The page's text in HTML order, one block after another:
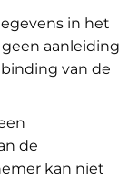
in het
aanleiding
van de
de
kan niet